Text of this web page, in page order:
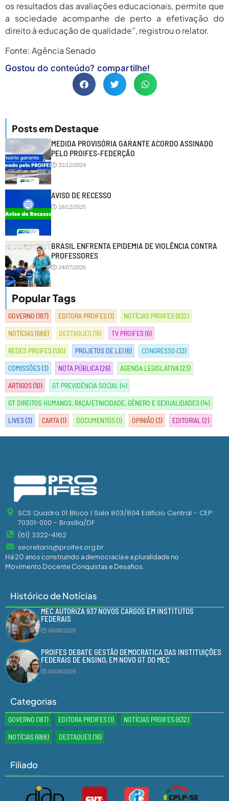
os resultados das avaliações educacionais, permite que
a sociedade acompanhe de perto a efetivação do
direito à educação de qualidade”, registrou o relator.
Fonte: Agência Senado
Gostou do conteúdo? compartilhe!
Posts em Destaque
MEDIDA PROVISÓRIA GARANTE ACORDO ASSINADO
PELO PROIFES-FEDERÇÃO
31/12/2024
AVISO DE RECESSO
18/12/2025
BRASIL ENFRENTA EPIDEMIA DE VIOLÊNCIA CONTRA
PROFESSORES
24/07/2026
Popular Tags
GOVERNO (187) EDITORA PROIFES(1) NOTÍCIAS PROIFES(632)
NOTÍCIAS(688) DESTAQUES(16) TV PROIFES(6)
REDES PROIFES(130) PROJETOS DE LEI(6) CONGRESSO (33)
COMISSÕES(3) NOTA PÚBLICA(26) AGENDA LEGISLATIVA(23)
ARTIGOS(10) GT PREVIDÊNCIA SOCIAL (4)
GT DIREITOS HUMANOS, RAÇA/ETNICIDADE, GÊNERO E SEXUALIDADES(14)
LIVES(3) CARTA(1) DOCUMENTOS(1) OPINIÃO (3) EDITORIAL (2)
SCS Quadra 01 Bloco I Sala 803/804 Edifício Central - CEP:
70301-000 - Brasília/DF
(61) 3322-4162
secretaria@proifes.org.br
Há 20 anos construindo a democracia e a pluralidade no
Movimento Docente Conquistas e Desafios.
Histórico de Notícias
MEC AUTORIZA 937 NOVOS CARGOS EM INSTITUTOS
FEDERAIS
06/08/2026
PROIFES DEBATE GESTÃO DEMOCRÁTICA DAS INSTITUIÇÕES
FEDERAIS DE ENSINO, EM NOVO GT DO MEC
06/08/2026
Categorias
GOVERNO (187) EDITORA PROIFES(1) NOTÍCIAS PROIFES(632)
NOTÍCIAS(688) DESTAQUES(16)
Filiado